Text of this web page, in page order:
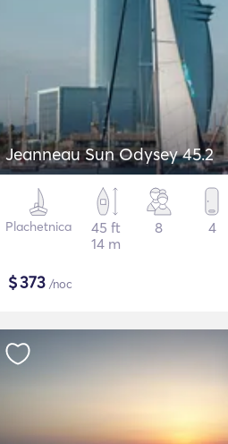
Jeanneau Sun Odysey 45.2
Plachetnica
45 ft
14 m
8 4
$373 /noc